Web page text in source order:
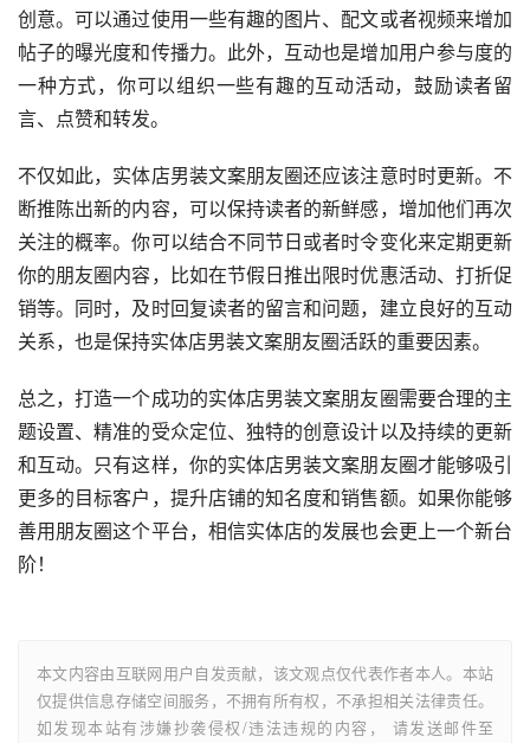
创意。可以通过使用一些有趣的图片、配文或者视频来增加
帖子的曝光度和传播力。此外，互动也是增加用户参与度的
一种方式，你可以组织一些有趣的互动活动，鼓励读者留
言、点赞和转发。
不仅如此，实体店男装文案朋友圈还应该注意时时更新。不
断推陈出新的内容，可以保持读者的新鲜感，增加他们再次
关注的概率。你可以结合不同节日或者时令变化来定期更新
你的朋友圈内容，比如在节假日推出限时优惠活动、打折促
销等。同时，及时回复读者的留言和问题，建立良好的互动
关系，也是保持实体店男装文案朋友圈活跃的重要因素。
总之，打造一个成功的实体店男装文案朋友圈需要合理的主
题设置、精准的受众定位、独特的创意设计以及持续的更新
和互动。只有这样，你的实体店男装文案朋友圈才能够吸引
更多的目标客户，提升店铺的知名度和销售额。如果你能够
善用朋友圈这个平台，相信实体店的发展也会更上一个新台
阶！
本文内容由互联网用户自发贡献，该文观点仅代表作者本人。本站
仅提供信息存储空间服务，不拥有所有权，不承担相关法律责任。
如发现本站有涉嫌抄袭侵权/违法违规的内容， 请发送邮件至